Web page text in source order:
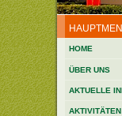
HOME
ÜBER UNS
AKTUELLE